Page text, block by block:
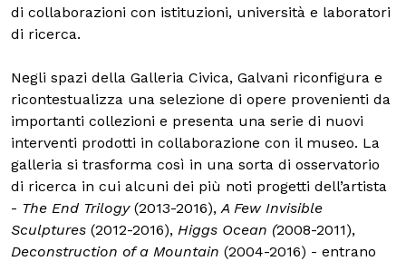
di collaborazioni con istituzioni, università e laboratori
di ricerca.
Negli spazi della Galleria Civica, Galvani riconfigura e
ricontestualizza una selezione di opere provenienti da
importanti collezioni e presenta una serie di nuovi
interventi prodotti in collaborazione con il museo. La
galleria si trasforma così in una sorta di osservatorio
di ricerca in cui alcuni dei più noti progetti dell’artista
- The End Trilogy(2013-2016), A Few Invisible
Sculptures (2012-2016), Higgs Ocean (2008-2011),
Deconstruction of a Mountain (2004-2016) - entrano